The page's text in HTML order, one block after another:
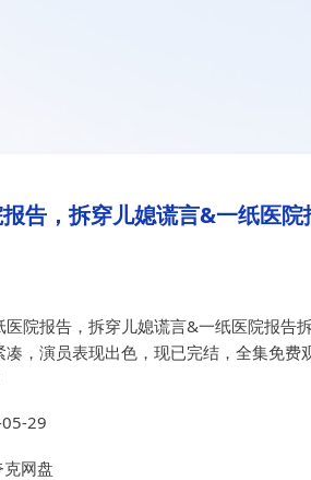
，拆穿儿媳谎言&
告，拆穿儿媳谎言&一纸医
医院报告，拆穿儿媳谎言&一纸医院报告
凑，演员表现出色，现已完结，全集免
29
克网盘